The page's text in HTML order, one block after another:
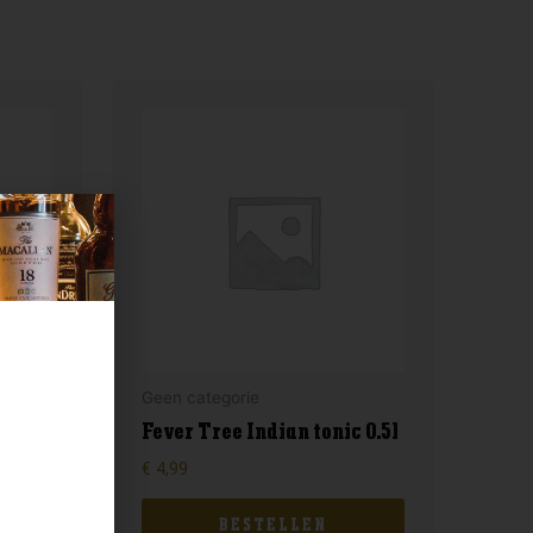
Fever Tree Indian tonic 0.5l
€ 4,99
BESTELLEN